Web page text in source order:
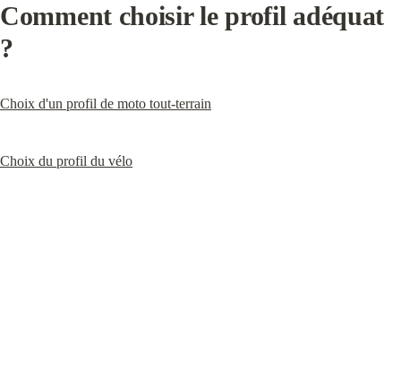
Comment choisir le profil adéquat
?
Choix d'un profil de moto tout-terrain
Choix du profil du vélo